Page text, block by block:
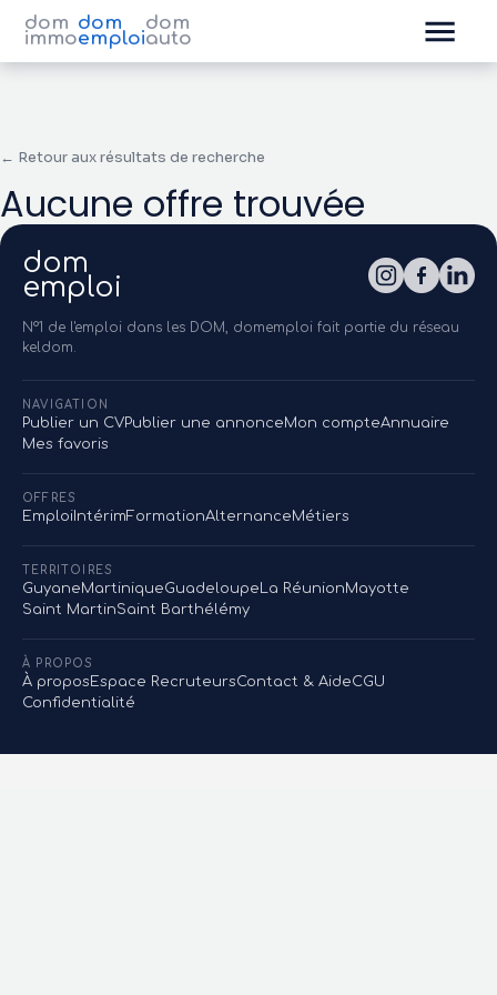
dom
immo
dom
emploi
dom
auto
← Retour aux résultats de recherche
Aucune offre trouvée
dom
emploi
N°1 de l'emploi dans les DOM, domemploi fait partie du réseau
keldom.
NAVIGATION
Publier un CVPublier une annonceMon compteAnnuaire
Mes favoris
OFFRES
EmploiIntérimFormationAlternanceMétiers
TERRITOIRES
GuyaneMartiniqueGuadeloupe La RéunionMayotte
Saint MartinSaint Barthélémy
À PROPOS
À propos Espace RecruteursContact & AideCGU
Confidentialité